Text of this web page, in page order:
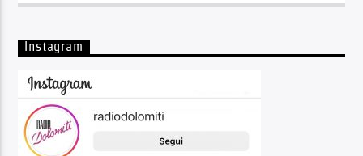
Instagram